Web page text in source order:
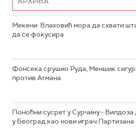
Мекени: Влаховић мора да схвати
да се фокусира
Фонсека срушио Руда, Меншик
против Атмана
Поноћни сусрет у Сурчину -
у Београд као нови играч Партизана